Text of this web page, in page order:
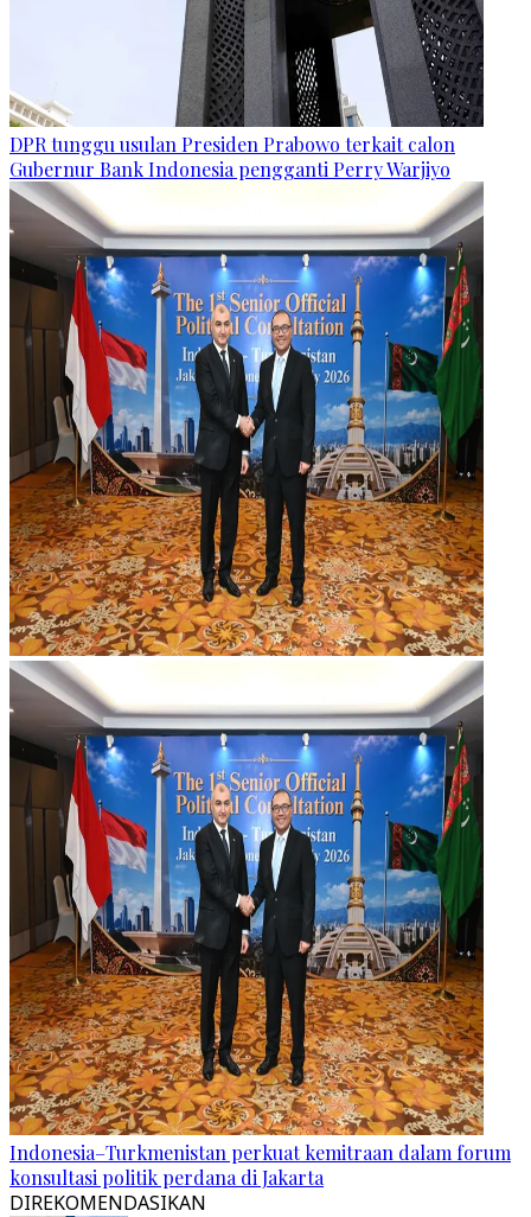
DPR tunggu usulan Presiden Prabowo terkait calon
Gubernur Bank Indonesia pengganti Perry Warjiyo
Indonesia–Turkmenistan perkuat kemitraan dalam forum
konsultasi politik perdana di Jakarta
DIREKOMENDASIKAN